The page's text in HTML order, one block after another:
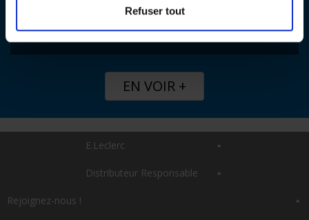
Refuser tout
CAMPAGNE ALTERNANCE
EN VOIR +
E.Leclerc
Distributeur Responsable
Rejoignez-nous !